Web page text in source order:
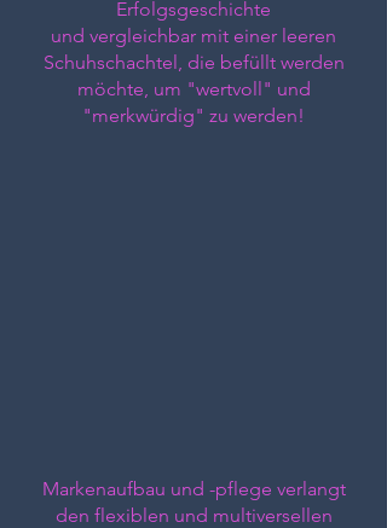
Erfolgsgeschichte
und vergleichbar mit einer leeren
Schuhschachtel, die befüllt werden
möchte, um "wertvoll" und
"merkwürdig" zu werden!
Markenaufbau und -pflege verlangt
den flexiblen und multiversellen